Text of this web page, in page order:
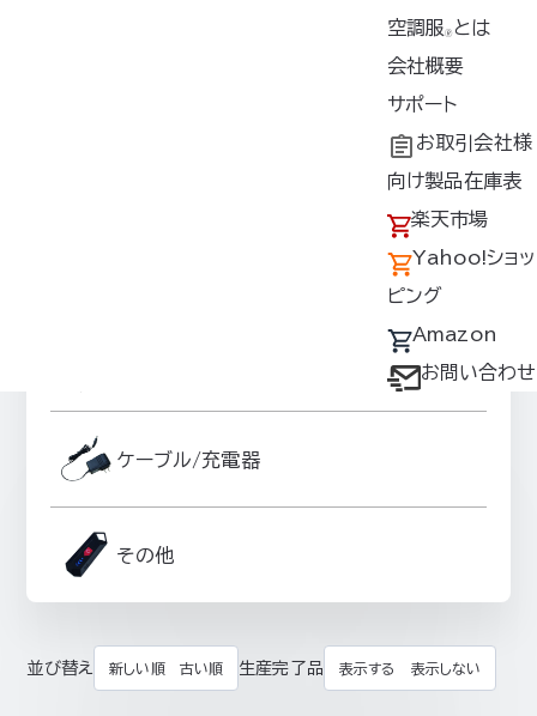
導入事例
共同開発
工場シミュレーシ
ョン
空調服🄬 とは
空調服 ®とは
開発秘話
会社概要
企業理念
会社概要
会社沿革
アクセス
採用情報
サポート
よくあるご質問
不要なバッテリー
の回収について
デバイス・ファン
オプション対応表
取扱説明書ダウ
ンロードサービス
ユーザー登録
お取引会社様
向け製品在庫表
楽天市場
Yahoo!ショッ
ピング
Amazon
お問い合わせ
ケーブル/充電器
その他
並び替え 新しい順 古い順 生産完了品 表示する 表示しない